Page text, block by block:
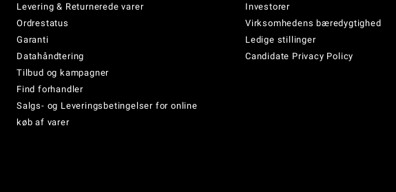
Levering & Returnerede varer
Ordrestatus
Garanti
Datahåndtering
Tilbud og kampagner
Find forhandler
Salgs- og Leveringsbetingelser for online
køb af varer
Investorer
Virksomhedens bæredygtighed
Ledige stillinger
Candidate Privacy Policy